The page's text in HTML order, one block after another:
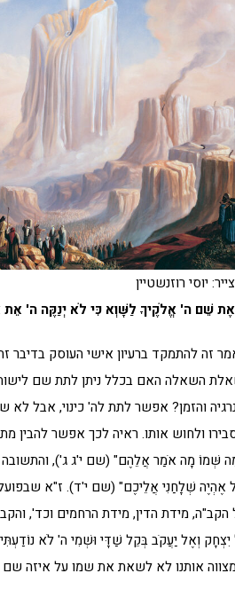
יוסי רוזנשטיין
שֵׁם ה' אֱלֹקֶיךָ לַשָּׁוְא כִּי לֹא יְנַקֶּה ה'
זה להתמקד ברעיון אישי העוסק בדיבר
השאלה האם בכלל ניתן לתת שם לישות
והזמן? אפשר לתת לה' כינוי, אבל לא
ולחוש אותו. ראיה לכך אפשר
מַה שְּׁמוֹ מָה אֹמַר אֲלֵהֶם" (שם י'ג ג'),
אֶהְיֶה שְׁלָחַנִי אֲלֵיכֶם" (שם י'ד). ז"א
הקב"ה, מידת הדין, מידת הרחמים וכד',
וְאֶל יַעֲקֹב בְּקֵל שַׁדָּי וּשְׁמִי ה' לֹא
אותנו לא לשאת את שמו על איזה שם